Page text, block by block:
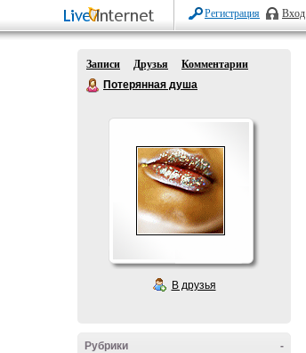
Регистрация Вход
Записи Друзья
Комментарии
Потерянная душа
В друзья
-
Рубрики